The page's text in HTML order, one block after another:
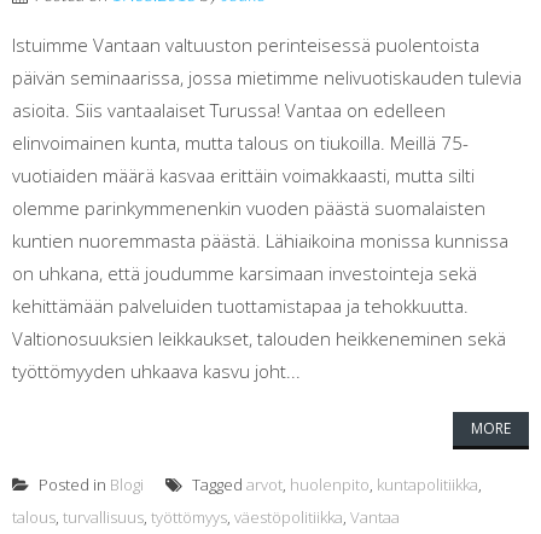
Istuimme Vantaan valtuuston perinteisessä puolentoista
päivän seminaarissa, jossa mietimme nelivuotiskauden tulevia
asioita. Siis vantaalaiset Turussa! Vantaa on edelleen
elinvoimainen kunta, mutta talous on tiukoilla. Meillä 75-
vuotiaiden määrä kasvaa erittäin voimakkaasti, mutta silti
olemme parinkymmenenkin vuoden päästä suomalaisten
kuntien nuoremmasta päästä. Lähiaikoina monissa kunnissa
on uhkana, että joudumme karsimaan investointeja sekä
kehittämään palveluiden tuottamistapaa ja tehokkuutta.
Valtionosuuksien leikkaukset, talouden heikkeneminen sekä
työttömyyden uhkaava kasvu joht...
MORE
Posted in Blogi Tagged arvot, huolenpito, kuntapolitiikka,
talous, turvallisuus, työttömyys, väestöpolitiikka, Vantaa